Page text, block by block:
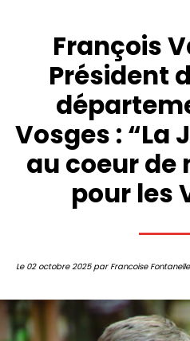
François
Président
Vosges : “La
au coeur de
pour les
Le 02 octobre 2025 par Francoise Fontanelle